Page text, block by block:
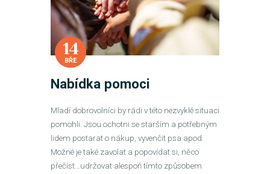
14
BŘE
Nabídka pomoci
Mladí dobrovolníci by rádi v této nezvyklé situaci
pomohli. Jsou ochotni se starším a potřebným
lidem postarat o nákup, vyvenčit psa apod.
Možné je také zavolat a popovídat si, něco
přečíst…udržovat alespoň tímto způsobem